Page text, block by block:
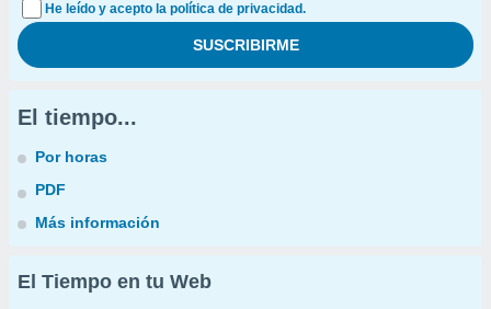
He leído y acepto la política de privacidad.
El tiempo...
Por horas
PDF
Más información
El Tiempo en tu Web